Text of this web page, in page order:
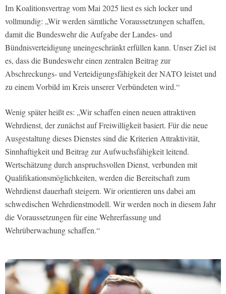
Im Koalitionsvertrag vom Mai 2025 liest es sich locker und
vollmundig: „Wir werden sämtliche Voraussetzungen schaffen,
damit die Bundeswehr die Aufgabe der Landes- und
Bündnisverteidigung uneingeschränkt erfüllen kann. Unser Ziel ist
es, dass die Bundeswehr einen zentralen Beitrag zur
Abschreckungs- und Verteidigungsfähigkeit der NATO leistet und
zu einem Vorbild im Kreis unserer Verbündeten wird.“
Wenig später heißt es: „Wir schaffen einen neuen attraktiven
Wehrdienst, der zunächst auf Freiwilligkeit basiert. Für die neue
Ausgestaltung dieses Dienstes sind die Kriterien Attraktivität,
Sinnhaftigkeit und Beitrag zur Aufwuchsfähigkeit leitend.
Wertschätzung durch anspruchsvollen Dienst, verbunden mit
Qualifikationsmöglichkeiten, werden die Bereitschaft zum
Wehrdienst dauerhaft steigern. Wir orientieren uns dabei am
schwedischen Wehrdienstmodell. Wir werden noch in diesem Jahr
die Voraussetzungen für eine Wehrerfassung und
Wehrüberwachung schaffen.“